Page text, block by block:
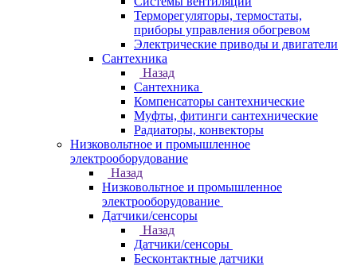
Терморегуляторы, термостаты,
приборы управления обогревом
Электрические приводы и двигатели
Сантехника
Назад
Сантехника
Компенсаторы сантехнические
Муфты, фитинги сантехнические
Радиаторы, конвекторы
Низковольтное и промышленное
электрооборудование
Назад
Низковольтное и промышленное
электрооборудование
Датчики/сенсоры
Назад
Датчики/сенсоры
Бесконтактные датчики